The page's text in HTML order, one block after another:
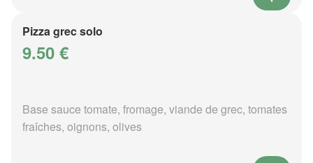
Pizza grec solo
9.50 €
Base sauce tomate, fromage, viande de grec, tomates
fraîches, oignons, olives